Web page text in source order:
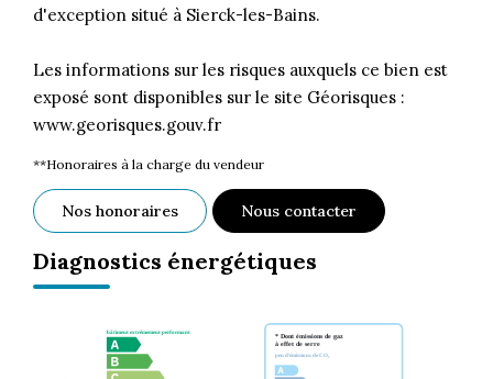
d'exception situé à Sierck-les-Bains.
Les informations sur les risques auxquels ce bien est
exposé sont disponibles sur le site Géorisques :
www.georisques.gouv.fr
**Honoraires à la charge du vendeur
Nos honoraires Nous contacter
Diagnostics énergétiques